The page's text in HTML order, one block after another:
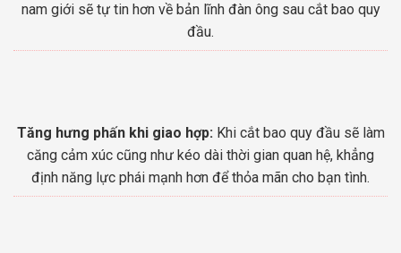
nam giới sẽ tự tin hơn về bản lĩnh đàn ông sau cắt bao quy
đầu.
Tăng hưng phấn khi giao hợp: Khi cắt bao quy đầu sẽ làm
căng cảm xúc cũng như kéo dài thời gian quan hệ, khẳng
định năng lực phái mạnh hơn để thỏa mãn cho bạn tình.